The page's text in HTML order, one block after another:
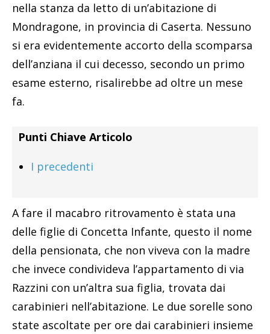
nella stanza da letto di un’abitazione di
Mondragone, in provincia di Caserta. Nessuno
si era evidentemente accorto della scomparsa
dell’anziana il cui decesso, secondo un primo
esame esterno, risalirebbe ad oltre un mese
fa.
Punti Chiave Articolo
I precedenti
A fare il macabro ritrovamento è stata una
delle figlie di Concetta Infante, questo il nome
della pensionata, che non viveva con la madre
che invece condivideva l’appartamento di via
Razzini con un’altra sua figlia, trovata dai
carabinieri nell’abitazione. Le due sorelle sono
state ascoltate per ore dai carabinieri insieme